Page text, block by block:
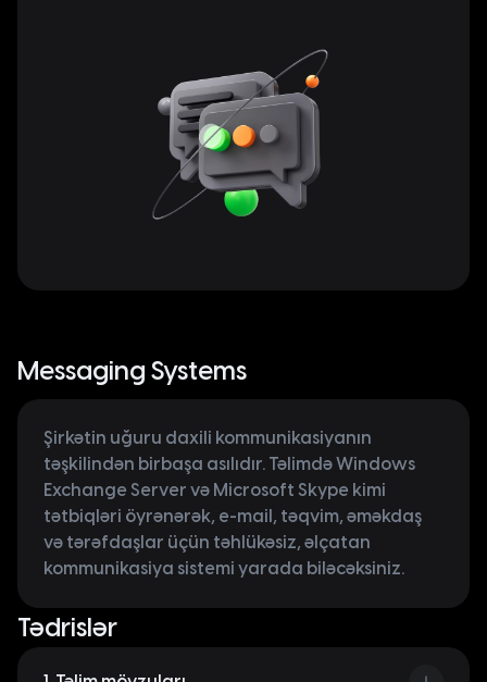
Messaging Systems
Şirkətin uğuru daxili kommunikasiyanın
təşkilindən birbaşa asılıdır. Təlimdə Windows
Exchange Server və Microsoft Skype kimi
tətbiqləri öyrənərək, e-mail, təqvim, əməkdaş
və tərəfdaşlar üçün təhlükəsiz, əlçatan
kommunikasiya sistemi yarada biləcəksiniz.
Tədrislər